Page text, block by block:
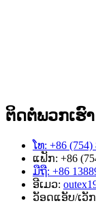
ຕິດຕໍ່ພວກເຮົາ
ໂທ: +86 (754)
ແຟັກ: +86
ມືຖື: +86
ອີເມວ:
ວັອດແອັບ/ເວັ